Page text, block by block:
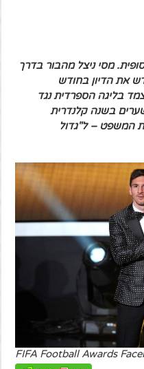
מסי ניצל מהבור בדרך
את הדיון בחודש
בליגה הספרדית נגד
בשנה קלנדרית
המשפט – ל"גדול